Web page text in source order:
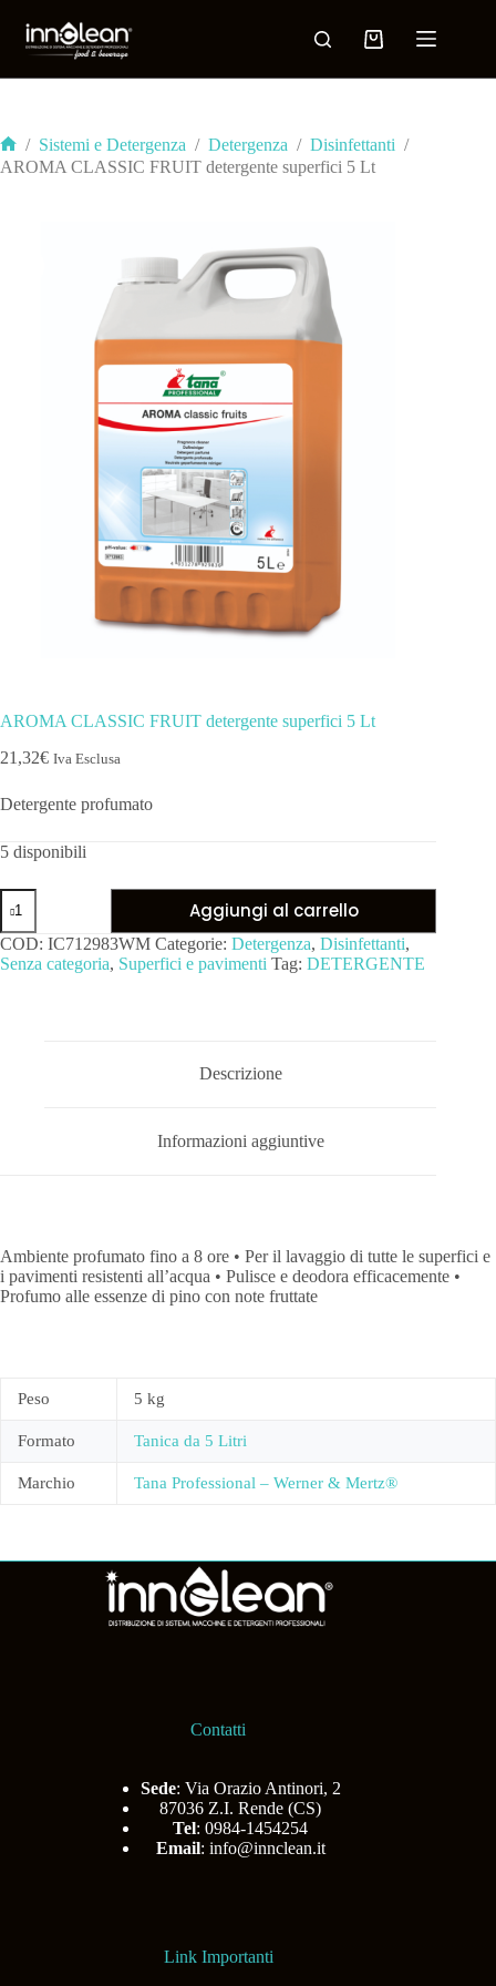
/ Sistemi e Detergenza / Detergenza / Disinfettanti /
AROMA CLASSIC FRUIT detergente superfici 5 Lt
AROMA CLASSIC FRUIT detergente superfici 5 Lt
21,32€ Iva Esclusa
Detergente profumato
5 disponibili
Aggiungi al carrello
COD: IC712983WM Categorie: Detergenza, Disinfettanti,
Senza categoria, Superfici e pavimenti Tag: DETERGENTE
Descrizione
Informazioni aggiuntive
Ambiente profumato fino a 8 ore • Per il lavaggio di tutte le superfici e
i pavimenti resistenti all’acqua • Pulisce e deodora efficacemente •
Profumo alle essenze di pino con note fruttate
Peso 5 kg
Formato Tanica da 5 Litri
Marchio Tana Professional – Werner & Mertz®
Contatti
Sede: Via Orazio Antinori, 2
87036 Z.I. Rende (CS)
Tel: 0984-1454254
Email: info@innclean.it
Link Importanti